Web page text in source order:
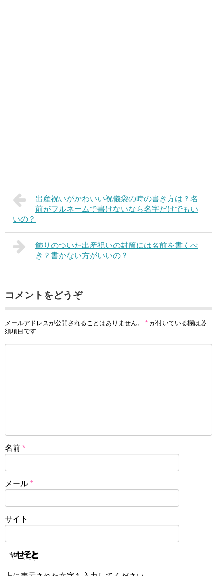
出産祝いがかわいい祝儀袋の時の書き方は？名
前がフルネームで書けないなら名字だけでもい
いの？
飾りのついた出産祝いの封筒には名前を書くべ
き？書かない方がいいの？
コメントをどうぞ
メールアドレスが公開されることはありません。 * が付いている欄は必
須項目です
名前 *
メール *
サイト